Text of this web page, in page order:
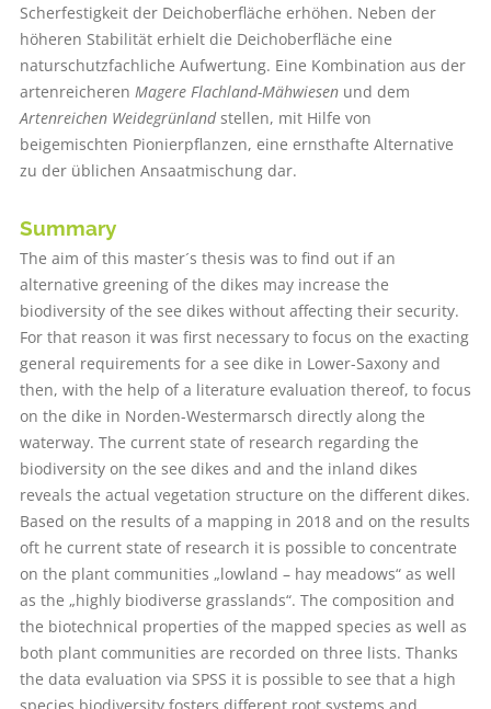
Scherfestigkeit der Deichoberfläche erhöhen. Neben der
höheren Stabilität erhielt die Deichoberfläche eine
naturschutzfachliche Aufwertung. Eine Kombination aus der
artenreicheren Magere Flachland-Mähwiesenund dem
Artenreichen Weidegrünlandstellen, mit Hilfe von
beigemischten Pionierpflanzen, eine ernsthafte Alternative
zu der üblichen Ansaatmischung dar.
Summary
The aim of this master´s thesis was to find out if an
alternative greening of the dikes may increase the
biodiversity of the see dikes without affecting their security.
For that reason it was first necessary to focus on the exacting
general requirements for a see dike in Lower-Saxony and
then, with the help of a literature evaluation thereof, to focus
on the dike in Norden-Westermarsch directly along the
waterway. The current state of research regarding the
biodiversity on the see dikes and and the inland dikes
reveals the actual vegetation structure on the different dikes.
Based on the results of a mapping in 2018 and on the results
oft he current state of research it is possible to concentrate
on the plant communities „lowland – hay meadows“ as well
as the „highly biodiverse grasslands“. The composition and
the biotechnical properties of the mapped species as well as
both plant communities are recorded on three lists. Thanks
the data evaluation via SPSS it is possible to see that a high